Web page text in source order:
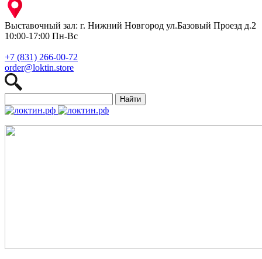
Выставочный зал: г. Нижний Новгород ул.Базовый Проезд д.2
10:00-17:00 Пн-Вс
+7 (831) 266-00-72
order@loktin.store
Найти